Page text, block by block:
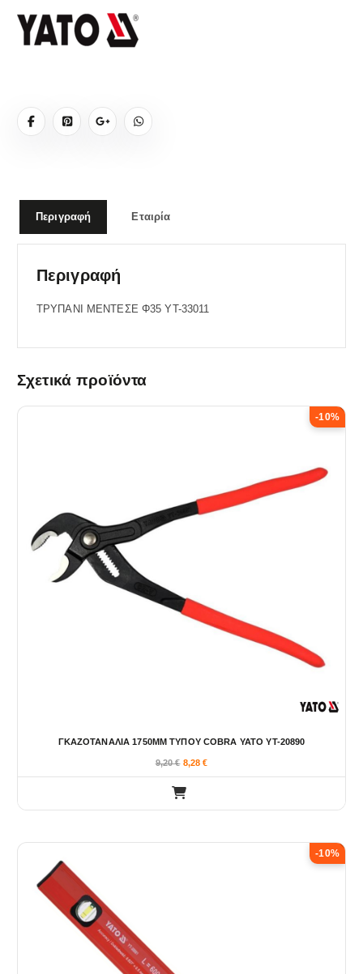
Περιγραφή Εταιρία
Περιγραφή
ΤΡΥΠΑΝΙ ΜΕΝΤΕΣΕ Φ35 YT-33011
Σχετικά προϊόντα
-10%
ΓΚΑΖΟΤΑΝΑΛΙΑ 1750ΜΜ ΤΥΠΟΥ COBRA YATO YT-20890
9,20€ 8,28€
-10%